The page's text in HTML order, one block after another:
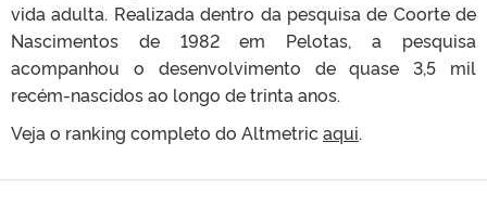
vida adulta. Realizada dentro da pesquisa de Coorte de
Nascimentos de 1982 em Pelotas, a pesquisa
acompanhou o desenvolvimento de quase 3,5 mil
recém-nascidos ao longo de trinta anos.
Veja o ranking completo do Altmetric aqui.